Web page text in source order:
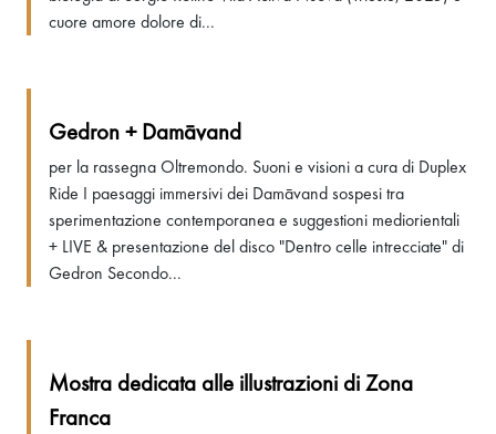
cuore amore dolore di...
Gedron + Damāvand
per la rassegna Oltremondo. Suoni e visioni a cura di Duplex
Ride I paesaggi immersivi dei Damāvand sospesi tra
sperimentazione contemporanea e suggestioni mediorientali
+ LIVE & presentazione del disco "Dentro celle intrecciate" di
Gedron Secondo...
Mostra dedicata alle illustrazioni di Zona
Franca